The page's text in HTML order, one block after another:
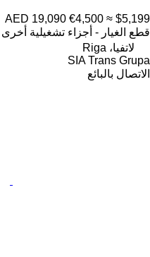
AED 19,090 €4,500 ≈ $5,199
قطع الغيار - أجزاء تشغيلية أخرى
لاتفيا، Riga
SIA Trans Grupa
الاتصال بالبائع